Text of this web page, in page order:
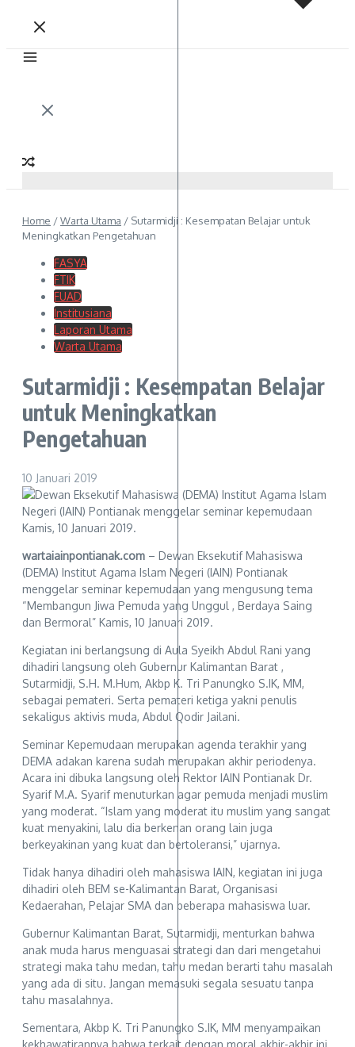
Home /Warta Utama / Sutarmidji : Kesempatan Belajar untuk
Meningkatkan Pengetahuan
FASYA
FTIK
FUAD
Institusiana
Laporan Utama
Warta Utama
Sutarmidji : Kesempatan Belajar
untuk Meningkatkan
Pengetahuan
10 Januari 2019
wartaiainpontianak.com – Dewan Eksekutif Mahasiswa
(DEMA) Institut Agama Islam Negeri (IAIN) Pontianak
menggelar seminar kepemudaan yang mengusung tema
“Membangun Jiwa Pemuda yang Unggul , Berdaya Saing
dan Bermoral” Kamis, 10 Januari 2019.
Kegiatan ini berlangsung di Aula Syeikh Abdul Rani yang
dihadiri langsung oleh Gubernur Kalimantan Barat ,
Sutarmidji, S.H. M.Hum, Akbp K. Tri Panungko S.IK, MM,
sebagai pemateri. Serta pemateri ketiga yakni penulis
sekaligus aktivis muda, Abdul Qodir Jailani.
Seminar Kepemudaan merupakan agenda terakhir yang
DEMA adakan karena sudah merupakan akhir periodenya.
Acara ini dibuka langsung oleh Rektor IAIN Pontianak Dr.
Syarif M.A. Syarif menuturkan agar pemuda menjadi muslim
yang moderat. “Islam yang moderat itu muslim yang sangat
kuat menyakini, lalu dia berkenan orang lain juga
berkeyakinan yang kuat dan bertoleransi,” ujarnya.
Tidak hanya dihadiri oleh mahasiswa IAIN, kegiatan ini juga
dihadiri oleh BEM se-Kalimantan Barat, Organisasi
Kedaerahan, Pelajar SMA dan beberapa mahasiswa luar.
Gubernur Kalimantan Barat, Sutarmidji, menturkan bahwa
anak muda harus menguasai strategi dan dari mengetahui
strategi maka tahu medan, tahu medan berarti tahu masalah
yang ada di situ. Jangan memasuki segala sesuatu tanpa
tahu masalahnya.
Sementara, Akbp K. Tri Panungko S.IK, MM menyampaikan